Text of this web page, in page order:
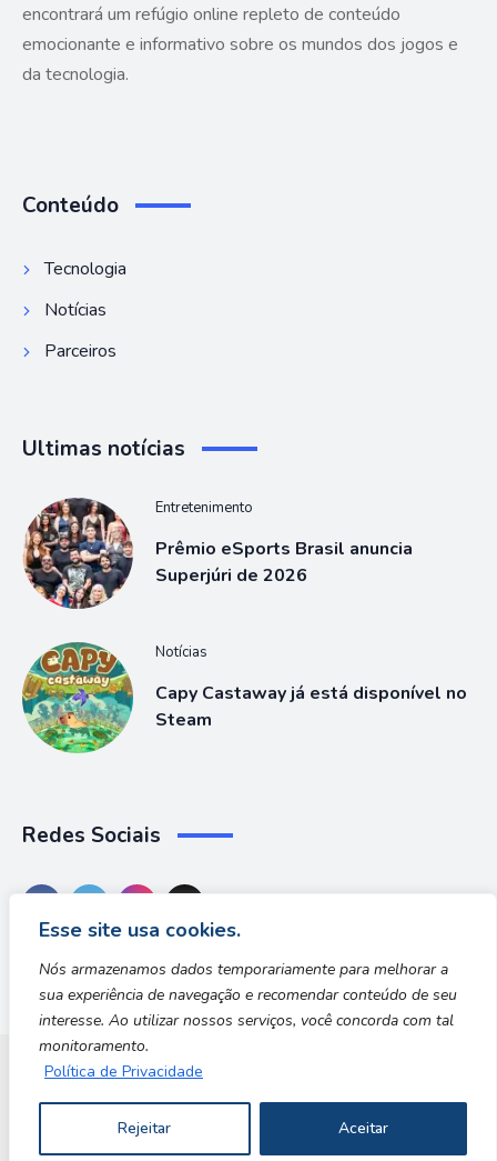
Esse site usa cookies.
Nós armazenamos dados temporariamente para melhorar a
sua experiência de navegação e recomendar conteúdo de seu
interesse. Ao utilizar nossos serviços, você concorda com tal
monitoramento.
Política de Privacidade
Rejeitar Aceitar
encontrará um refúgio online repleto de conteúdo
emocionante e informativo sobre os mundos dos jogos e
da tecnologia.
Conteúdo
Tecnologia
Notícias
Parceiros
Ultimas notícias
Entretenimento
Prêmio eSports Brasil anuncia
Superjúri de 2026
Notícias
Capy Castaway já está disponível no
Steam
Redes Sociais
Copyright © 2026 | Desenvolvido por Safe Zone